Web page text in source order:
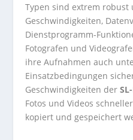
Typen sind extrem robust
Geschwindigkeiten,
Dienstprogramm-
Fotografen und
ihre Aufnahmen auch
Einsatzbedingungen
Geschwindigkeiten der
Fotos und Videos
kopiert und gespeichert